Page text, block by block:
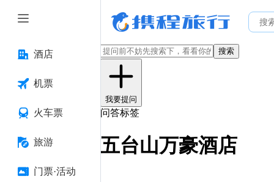
酒店
机票
火车票
旅游
门票·活动
搜索
我要提问
问答标签
五台山万豪酒店